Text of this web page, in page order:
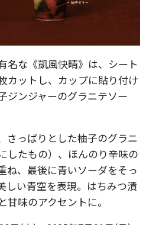
名な《凱風快晴》は、シート
カットし、カップに貼り付け
ジンジャーのグラニテソー
さっぱりとした柚子のグラニ
したもの）、ほんのり辛味の
ね、最後に青いソーダをそっ
しい青空を表現。はちみつ漬
味のアクセントに。